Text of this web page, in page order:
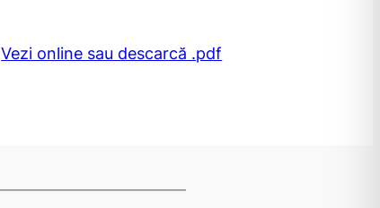
Vezi online sau descarcă .pdf